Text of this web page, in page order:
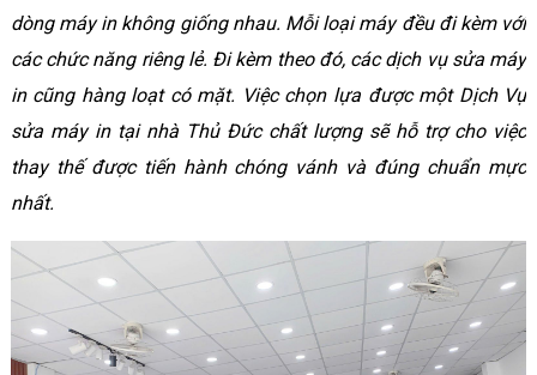
dòng máy in không giống nhau. Mỗi loại máy đều đi kèm với
các chức năng riêng lẻ. Đi kèm theo đó, các dịch vụ sửa máy
in cũng hàng loạt có mặt. Việc chọn lựa được một Dịch Vụ
sửa máy in tại nhà Thủ Đức chất lượng sẽ hỗ trợ cho việc
thay thế được tiến hành chóng vánh và đúng chuẩn mực
nhất.